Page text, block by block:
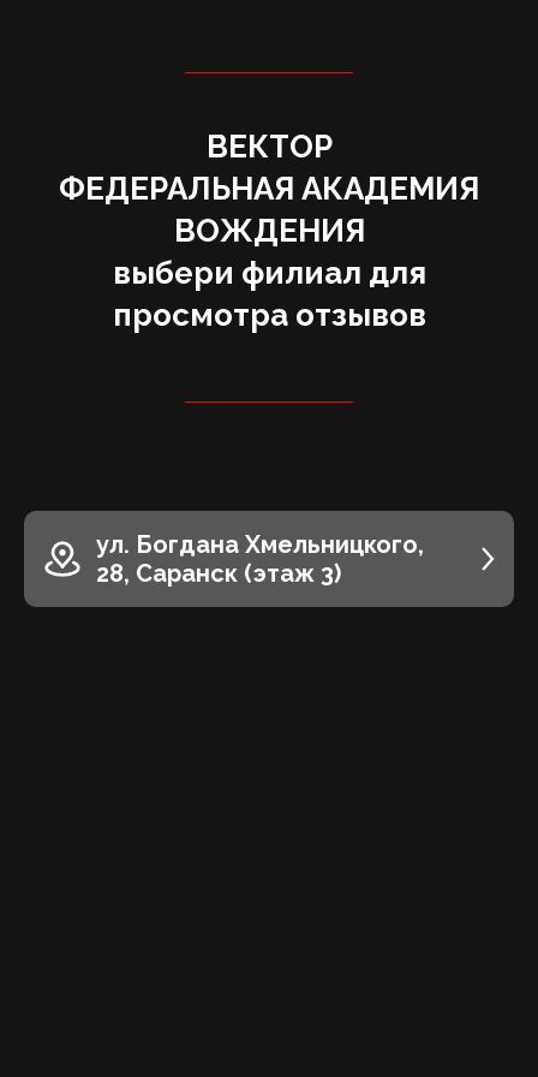
ВЕКТОР
‌ФЕДЕРАЛЬНАЯ АКАДЕМИЯ
ВОЖДЕНИЯ
выбери филиал для
просмотра отзывов
ул. Богдана Хмельницкого,
28, Саранск (этаж 3)